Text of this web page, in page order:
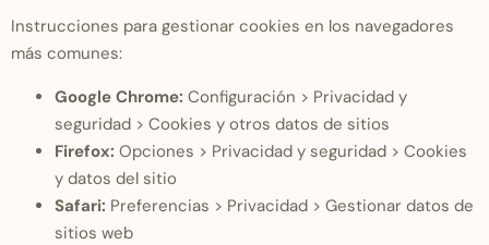
Instrucciones para gestionar cookies en los navegadores
más comunes:
Google Chrome: Configuración > Privacidad y
seguridad > Cookies y otros datos de sitios
Firefox: Opciones > Privacidad y seguridad > Cookies
y datos del sitio
Safari: Preferencias > Privacidad > Gestionar datos de
sitios web